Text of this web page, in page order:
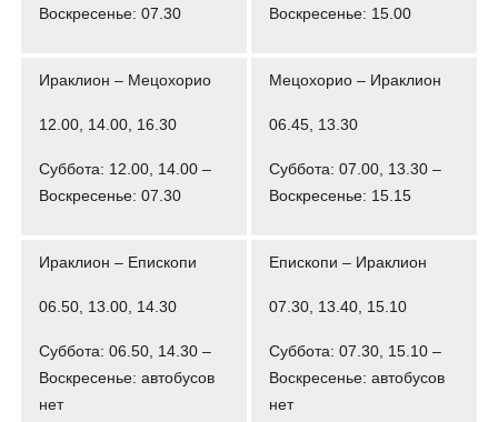
Воскресенье: 07.30
Воскресенье: 15.00
Ираклион – Мецохорио
12.00, 14.00, 16.30
Суббота: 12.00, 14.00 –
Воскресенье: 07.30
Мецохорио – Ираклион
06.45, 13.30
Суббота: 07.00, 13.30 –
Воскресенье: 15.15
Ираклион – Епископи
06.50, 13.00, 14.30
Суббота: 06.50, 14.30 –
Воскресенье: автобусов
нет
Епископи – Ираклион
07.30, 13.40, 15.10
Суббота: 07.30, 15.10 –
Воскресенье: автобусов
нет